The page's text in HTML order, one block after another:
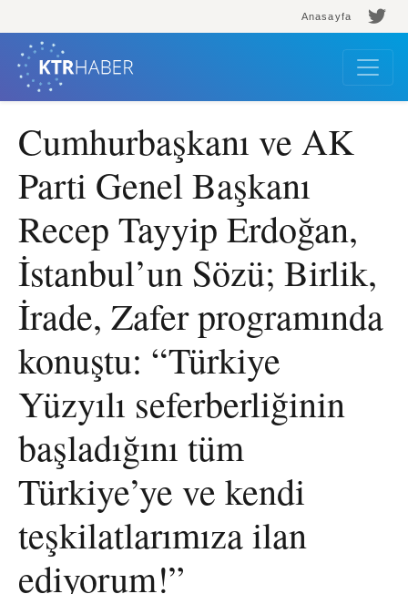
Anasayfa
Cumhurbaşkanı ve AK
Parti Genel Başkanı
Recep Tayyip Erdoğan,
İstanbul’un Sözü; Birlik,
İrade, Zafer programında
konuştu: “Türkiye
Yüzyılı seferberliğinin
başladığını tüm
Türkiye’ye ve kendi
teşkilatlarımıza ilan
ediyorum!”